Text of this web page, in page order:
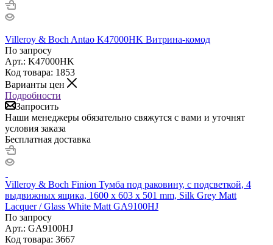
Villeroy & Boch Antao K47000HK Витрина-комод
По запросу
Арт.: K47000HK
Код товара: 1853
Варианты цен
Подробности
Запросить
Наши менеджеры обязательно свяжутся с вами и уточнят
условия заказа
Бесплатная доставка
Villeroy & Boch Finion Тумба под раковину, с подсветкой, 4
выдвижных ящика, 1600 x 603 x 501 mm, Silk Grey Matt
Lacquer / Glass White Matt GA9100HJ
По запросу
Арт.: GA9100HJ
Код товара: 3667